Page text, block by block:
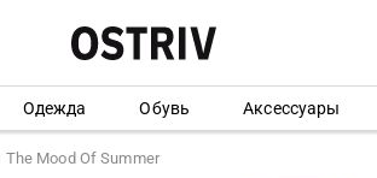
Одежда Обувь Аксессуары
Mood Of Summer